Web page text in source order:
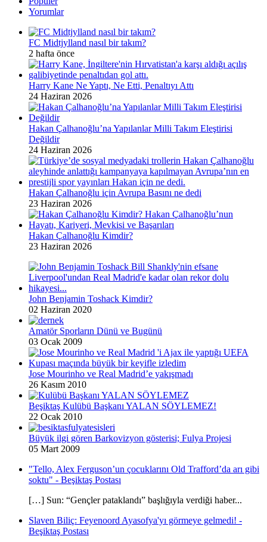
Yorumlar
FC Midtjylland nasıl bir takım?
2 hafta önce
Harry Kane Ne Yaptı, Ne Etti, Penaltıyı Attı
24 Haziran 2026
Hakan Çalhanoğlu’na Yapılanlar Milli Takım Eleştirisi
Değildir
24 Haziran 2026
Hakan Çalhanoğlu için Avrupa Basını ne dedi
23 Haziran 2026
Hakan Çalhanoğlu Kimdir?
23 Haziran 2026
John Benjamin Toshack Kimdir?
02 Haziran 2020
Amatör Sporların Dünü ve Bugünü
03 Ocak 2009
Jose Mourinho ve Real Madrid’e yakışmadı
26 Kasım 2010
Beşiktaş Kulübü Başkanı YALAN SÖYLEMEZ!
22 Ocak 2010
Büyük ilgi gören Barkovizyon gösterisi; Fulya Projesi
05 Mart 2009
"Tello, Alex Ferguson’un çocuklarını Old Trafford’da arı gibi
soktu" - Beşiktaş Postası
[…] Sun: “Gençler pataklandı” başlığıyla verdiği haber...
Slaven Biliç: Feyenoord Ayasofya'yı görmeye gelmedi! -
Beşiktaş Postası